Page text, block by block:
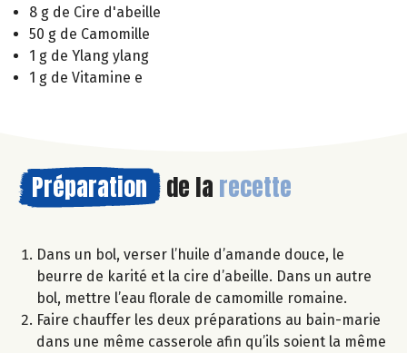
8 g de Cire d'abeille
50 g de Camomille
1 g de Ylang ylang
1 g de Vitamine e
Préparation de la recette
Dans un bol, verser l’huile d’amande douce, le
beurre de karité et la cire d’abeille. Dans un autre
bol, mettre l’eau florale de camomille romaine.
Faire chauffer les deux préparations au bain-marie
dans une même casserole afin qu’ils soient la même